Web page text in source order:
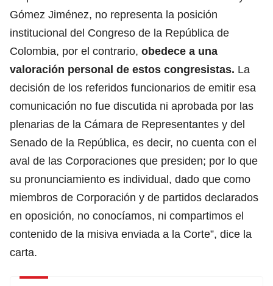
Gómez Jiménez, no representa la posición
institucional del Congreso de la República de
Colombia, por el contrario, obedece a una
valoración personal de estos congresistas. La
decisión de los referidos funcionarios de emitir esa
comunicación no fue discutida ni aprobada por las
plenarias de la Cámara de Representantes y del
Senado de la República, es decir, no cuenta con el
aval de las Corporaciones que presiden; por lo que
su pronunciamiento es individual, dado que como
miembros de Corporación y de partidos declarados
en oposición, no conocíamos, ni compartimos el
contenido de la misiva enviada a la Corte”, dice la
carta.